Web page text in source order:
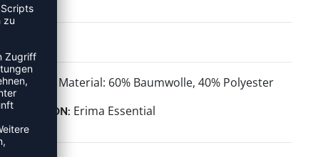
MATERIAL: Material: 60% Baumwolle, 40% Polyester
KOLLEKTION: Erima Essential